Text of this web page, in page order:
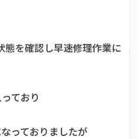
を確認し早速修理作業に
ており
っておりましたが